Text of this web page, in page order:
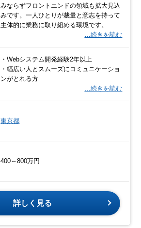
みならずフロントエンドの領域も拡大見込
みです。一人ひとりが裁量と意志を持って
主体的に業務に取り組める環境です。
…続きを読む
・Webシステム開発経験2年以上
・幅広い人とスムーズにコミュニケーショ
ンがとれる方
…続きを読む
東京都
400～800万円
詳しく見る